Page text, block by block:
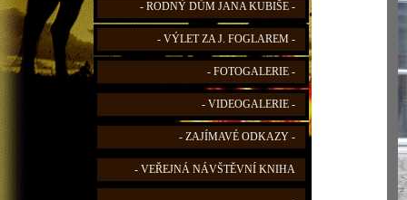
- RODNÝ DŮM JANA KUBIŠE -
- VÝLET ZA J. FOGLAREM -
- FOTOGALERIE -
- VIDEOGALERIE -
- ZAJÍMAVÉ ODKAZY -
- VEŘEJNÁ NÁVŠTĚVNÍ KNIHA